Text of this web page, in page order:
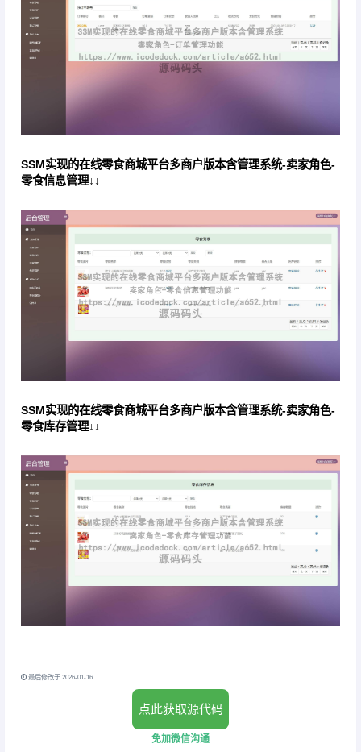
SSM实现的在线零食商城平台多商户版本含管理系统-卖家角色-
零食信息管理↓↓
SSM实现的在线零食商城平台多商户版本含管理系统-卖家角色-
零食库存管理↓↓
最后修改于 2026-01-16
点此获取源代码
免加微信沟通